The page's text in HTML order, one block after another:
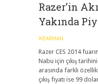
Razer’in
Yakında
WEARMAN
Razer CES 2014
Nabu için çıkış
arasında farklı
çıkış fiyatı ise 99